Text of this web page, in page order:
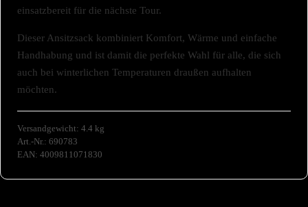
einsatzbereit für die nächste Tour.
Dieser Ansitzsack kombiniert Komfort, Wärme und einfache
Handhabung und ist damit die perfekte Wahl für alle, die sich
auch bei winterlichen Temperaturen draußen aufhalten
möchten.
Versandgewicht: 4.4 kg
Art.-Nr.: 690783
EAN: 4009811071830